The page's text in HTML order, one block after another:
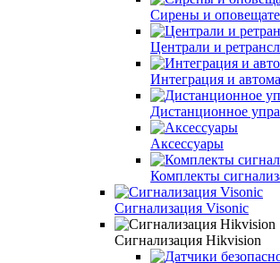
Сирены и
Централи и
Интеграция и
Дистанционное
Аксессуары
Комплекты
Сигнализация Visonic
Сигнализация Hikvision